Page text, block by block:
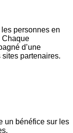
personnes en
Chaque
d’une
partenaires.
un bénéfice sur les